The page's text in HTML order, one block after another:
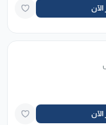
الآن
الآن